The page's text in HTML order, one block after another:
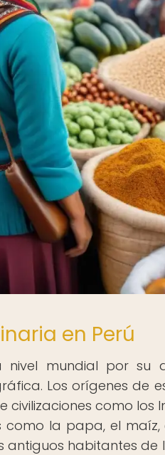
en Perú
mundial por su
Los orígenes de
como los
la papa, el maíz,
habitantes de